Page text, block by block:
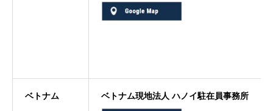
ベトナム ベトナム現地法人 ハノイ駐在員事務所